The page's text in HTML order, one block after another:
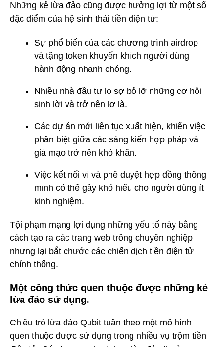
Những kẻ lừa đảo cũng được hưởng lợi từ một số
đặc điểm của hệ sinh thái tiền điện tử:
Sự phổ biến của các chương trình airdrop
và tặng token khuyến khích người dùng
hành động nhanh chóng.
Nhiều nhà đầu tư lo sợ bỏ lỡ những cơ hội
sinh lời và trở nên lơ là.
Các dự án mới liên tục xuất hiện, khiến việc
phân biệt giữa các sáng kiến hợp pháp và
giả mạo trở nên khó khăn.
Việc kết nối ví và phê duyệt hợp đồng thông
minh có thể gây khó hiểu cho người dùng ít
kinh nghiệm.
Tội phạm mạng lợi dụng những yếu tố này bằng
cách tạo ra các trang web trông chuyên nghiệp
nhưng lại bắt chước các chiến dịch tiền điện tử
chính thống.
Một công thức quen thuộc được những kẻ
lừa đảo sử dụng.
Chiêu trò lừa đảo Qubit tuân theo một mô hình
quen thuộc được sử dụng trong nhiều vụ trộm tiền